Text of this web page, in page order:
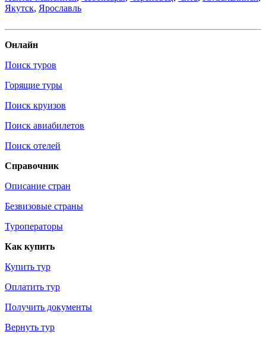
Якутск, Ярославль
Онлайн
Поиск туров
Горящие туры
Поиск круизов
Поиск авиабилетов
Поиск отелей
Справочник
Описание стран
Безвизовые страны
Туроператоры
Как купить
Купить тур
Оплатить тур
Получить документы
Вернуть тур